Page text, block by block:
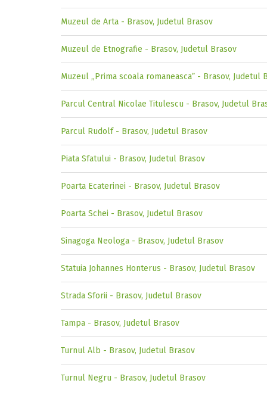
Muzeul de Arta - Brasov, Judetul Brasov
Muzeul de Etnografie - Brasov, Judetul Brasov
Muzeul „Prima scoala romaneascaˮ - Brasov, Judetul
Parcul Central Nicolae Titulescu - Brasov, Judetul
Parcul Rudolf - Brasov, Judetul Brasov
Piata Sfatului - Brasov, Judetul Brasov
Poarta Ecaterinei - Brasov, Judetul Brasov
Poarta Schei - Brasov, Judetul Brasov
Sinagoga Neologa - Brasov, Judetul Brasov
Statuia Johannes Honterus - Brasov, Judetul Brasov
Strada Sforii - Brasov, Judetul Brasov
Tampa - Brasov, Judetul Brasov
Turnul Alb - Brasov, Judetul Brasov
Turnul Negru - Brasov, Judetul Brasov